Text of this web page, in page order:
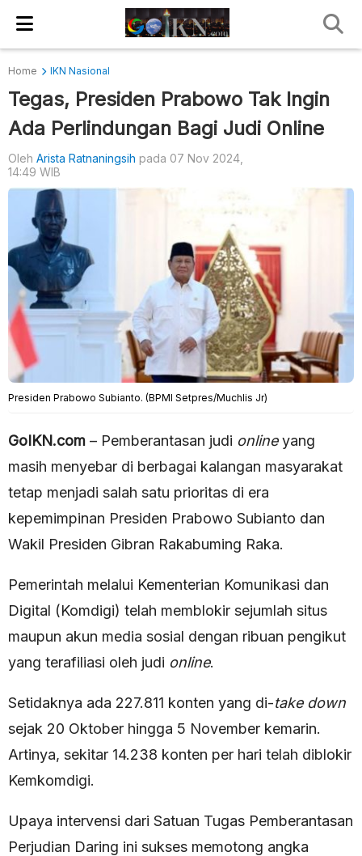
Home IKN Nasional
Tegas, Presiden Prabowo Tak Ingin
Ada Perlindungan Bagi Judi Online
Oleh Arista Ratnaningsih pada 07 Nov 2024,
14:49 WIB
Presiden Prabowo Subianto. (BPMI Setpres/Muchlis Jr)
GoIKN.com – Pemberantasan judi onlineyang
masih menyebar di berbagai kalangan masyarakat
tetap menjadi salah satu prioritas di era
kepemimpinan Presiden Prabowo Subianto dan
Wakil Presiden Gibran Rakabuming Raka.
Pemerintah melalui Kementerian Komunikasi dan
Digital (Komdigi) telah memblokir sejumlah situs
maupun akun media sosial dengan ribuan pengikut
yang terafiliasi oleh judi online.
Setidaknya ada 227.811 konten yang di-take down
sejak 20 Oktober hingga 5 November kemarin.
Artinya, sekitar 14.238 konten per hari telah diblokir
Kemkomdigi.
Upaya intervensi dari Satuan Tugas Pemberantasan
Perjudian Daring ini sukses memotong angka